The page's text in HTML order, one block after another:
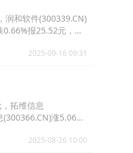
润和软件(300339.CN)
报25.52元，拓
2025-09-16 09:31
拓维信息
涨5.06%
2025-08-26 10:00